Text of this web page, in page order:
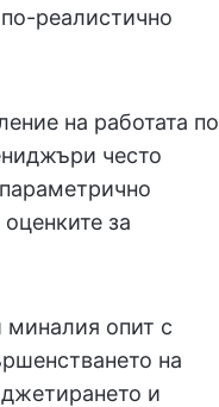
реалистично
на работата по
често
за
миналия опит с
на
и